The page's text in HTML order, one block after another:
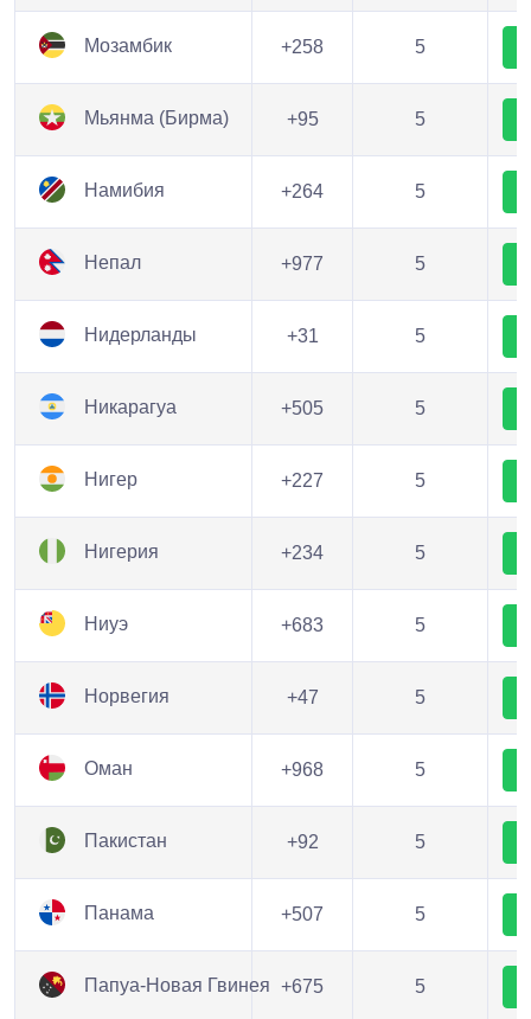
Мозамбик +258 5
Мьянма (Бирма) +95 5
Намибия +264 5
Непал +977 5
Нидерланды +31 5
Никарагуа +505 5
Нигер +227 5
Нигерия +234 5
Ниуэ +683 5
Норвегия +47 5
Оман +968 5
Пакистан +92 5
Панама +507 5
Папуа-Новая Гвинея +675 5